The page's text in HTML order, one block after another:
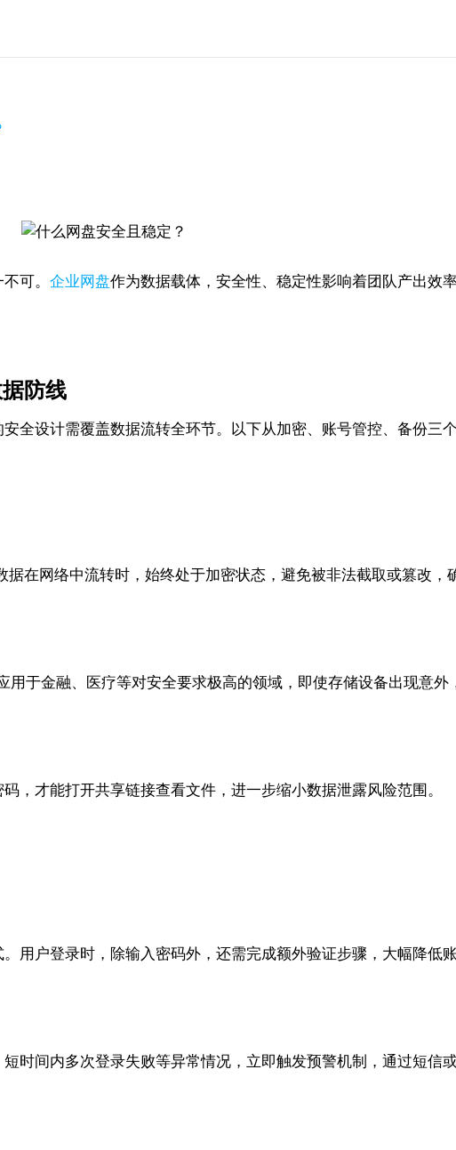
不可。企业网盘作为数据载体，安全性、稳定性影响着团队产出效
防线
全设计需覆盖数据流转全环节。以下从加密、账号管控、备份三
在网络中流转时，始终处于加密状态，避免被非法截取或篡改，
于金融、医疗等对安全要求极高的领域，即使存储设备出现意
，才能打开共享链接查看文件，进一步缩小数据泄露风险范围。
用户登录时，除输入密码外，还需完成额外验证步骤，大幅降低
时间内多次登录失败等异常情况，立即触发预警机制，通过短信